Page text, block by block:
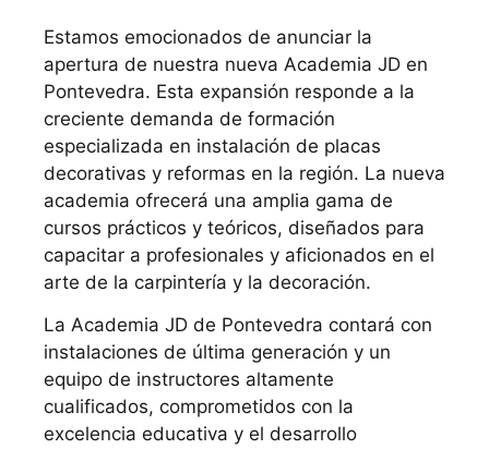
Estamos emocionados de anunciar la
apertura de nuestra nueva Academia JD en
Pontevedra. Esta expansión responde a la
creciente demanda de formación
especializada en instalación de placas
decorativas y reformas en la región. La nueva
academia ofrecerá una amplia gama de
cursos prácticos y teóricos, diseñados para
capacitar a profesionales y aficionados en el
arte de la carpintería y la decoración.
La Academia JD de Pontevedra contará con
instalaciones de última generación y un
equipo de instructores altamente
cualificados, comprometidos con la
excelencia educativa y el desarrollo